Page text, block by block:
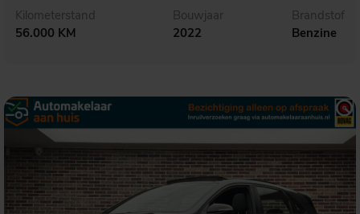
Kilometerstand
56.000 KM
Bouwjaar
2022
Brandstof
Benzine